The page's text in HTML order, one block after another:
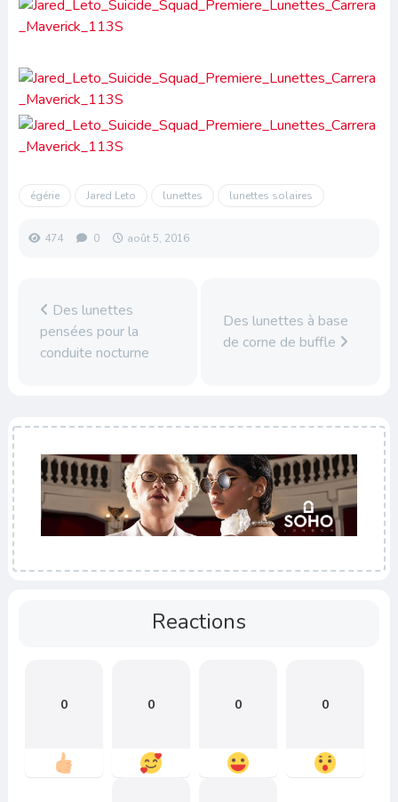
égérie Jared Leto lunettes lunettes solaires
474 0 août 5, 2016
Des lunettes
pensées pour la
conduite nocturne
Des lunettes à base
de corne de buffle
Reactions
0 0 0 0